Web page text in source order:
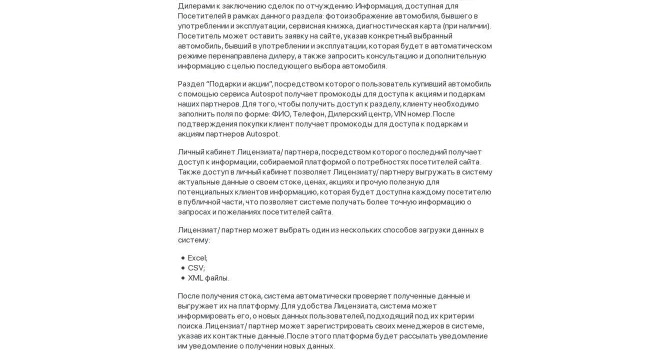
Дилерами к заключению сделок по отчуждению. Информация, доступная для
Посетителей в рамках данного раздела: фотоизображение автомобиля, бывшего в
употреблении и эксплуатации, сервисная книжка, диагностическая карта (при наличии).
Посетитель может оставить заявку на сайте, указав конкретный выбранный
автомобиль, бывший в употреблении и эксплуатации, которая будет в автоматическом
режиме перенаправлена дилеру, а также запросить консультацию и дополнительную
информацию с целью последующего выбора автомобиля.
Раздел “Подарки и акции”, посредством которого пользователь купивший автомобиль
с помощью сервиса Autospot получает промокоды для доступа к акциям и подаркам
наших партнеров. Для того, чтобы получить доступ к разделу, клиенту необходимо
заполнить поля по форме: ФИО, Телефон, Дилерский центр, VIN номер. После
подтверждения покупки клиент получает промокоды для доступа к подаркам и
акциям партнеров Autospot.
Личный кабинет Лицензиата/ партнера, посредством которого последний получает
доступ к информации, собираемой платформой о потребностях посетителей сайта.
Также доступ в личный кабинет позволяет Лицензиату/ партнеру выгружать в систему
актуальные данные о своем стоке, ценах, акциях и прочую полезную для
потенциальных клиентов информацию, которая будет доступна каждому посетителю
в публичной части, что позволяет системе получать более точную информацию о
запросах и пожеланиях посетителей сайта.
Лицензиат/ партнер может выбрать один из нескольких способов загрузки данных в
систему:
Excel;
CSV;
XML файлы.
После получения стока, система автоматически проверяет полученные данные и
выгружает их на платформу. Для удобства Лицензиата, система может
информировать его, о новых данных пользователей, подходящий под их критерии
поиска. Лицензиат/ партнер может зарегистрировать своих менеджеров в системе,
указав их контактные данные. После этого платформа будет рассылать уведомление
им уведомление о получении новых данных.